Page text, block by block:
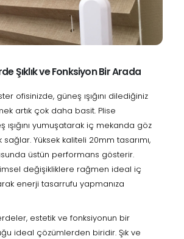
Şıklık ve Fonksiyon Bir Arada
ofisinizde, güneş ışığını dilediğiniz
artık çok daha basit. Plise
ışığını yumuşatarak iç mekanda göz
sağlar. Yüksek kaliteli 20mm tasarımı,
üstün performans gösterir.
değişikliklere rağmen ideal iç
enerji tasarrufu yapmanıza
estetik ve fonksiyonun bir
ideal çözümlerden biridir. Şık ve